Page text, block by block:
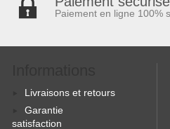
Paiement en ligne 100%
Livraisons et retours
Garantie
satisfaction